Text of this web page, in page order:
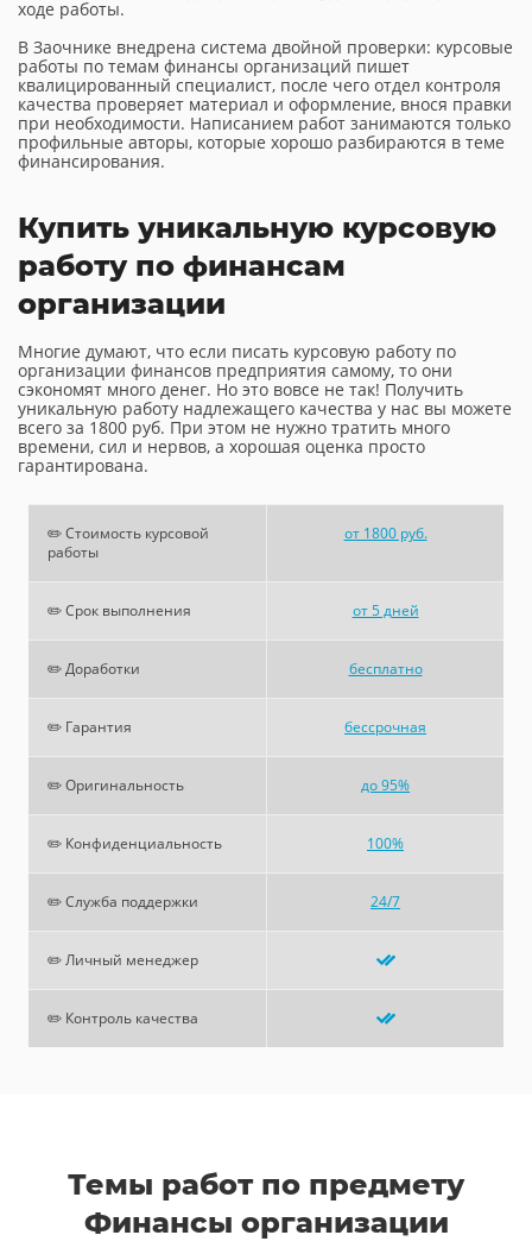
ходе работы.
В Заочнике внедрена система двойной проверки: курсовые
работы по темам финансы организаций пишет
квалицированный специалист, после чего отдел контроля
качества проверяет материал и оформление, внося правки
при необходимости. Написанием работ занимаются только
профильные авторы, которые хорошо разбираются в теме
финансирования.
Купить уникальную курсовую
работу по финансам
организации
Многие думают, что если писать курсовую работу по
организации финансов предприятия самому, то они
сэкономят много денег. Но это вовсе не так! Получить
уникальную работу надлежащего качества у нас вы можете
всего за 1800 руб. При этом не нужно тратить много
времени, сил и нервов, а хорошая оценка просто
гарантирована.
✏️ Стоимость курсовой
работы
от 1800 руб.
✏️ Срок выполнения от 5 дней
✏️ Доработки бесплатно
✏️ Гарантия бессрочная
✏️ Оригинальность до 95%
✏️ Конфиденциальность 100%
✏️ Служба поддержки 24/7
✏️ Личный менеджер
✏️ Контроль качества
Темы работ по предмету
Финансы организации